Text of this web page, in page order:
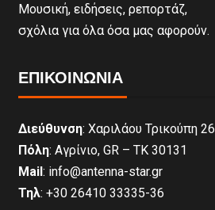
Μουσική, ειδήσεις, ρεπορτάζ,
σχόλια για όλα όσα μας αφορούν.
ΕΠΙΚΟΙΝΩΝΊΑ
Διεύθυνση: Χαριλάου Τρικούπη 26
Πόλη: Αγρίνιο, GR – ΤΚ 30131
Mail: info@antenna-star.gr
Τηλ: +30 26410 33335-36